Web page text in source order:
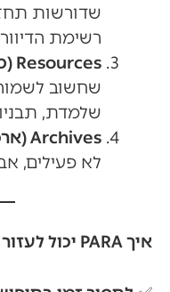
שדורשות
רשימת
Resources (משאבים)
שחשוב
שלמדת,
Archives (ארכיון)
לא פעילים,
איך PARA יכול לעזור לך בעסק?